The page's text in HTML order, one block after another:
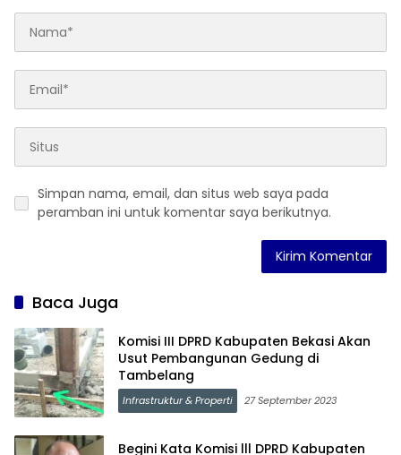
Simpan nama, email, dan situs web saya pada
peramban ini untuk komentar saya berikutnya.
Baca Juga
Komisi III DPRD Kabupaten Bekasi Akan
Usut Pembangunan Gedung di
Tambelang
Infrastruktur & Properti 27 September 2023
Begini Kata Komisi lll DPRD Kabupaten